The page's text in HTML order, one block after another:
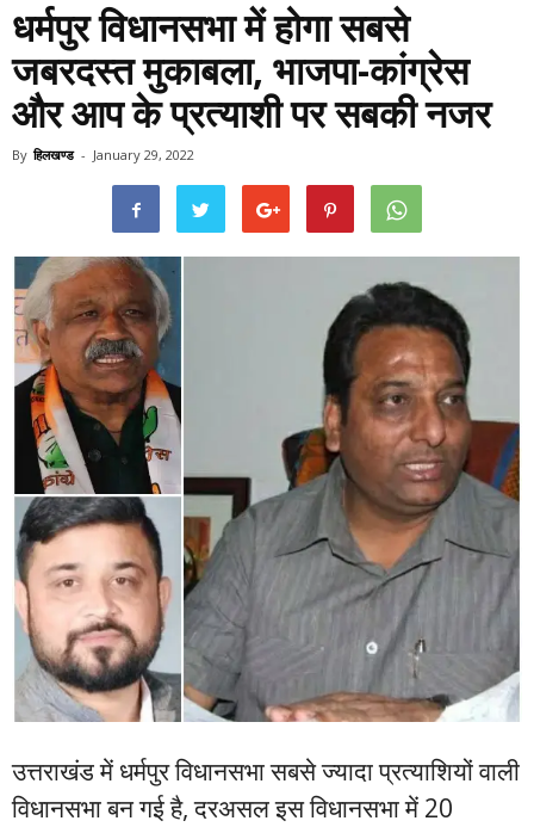
धर्मपुर विधानसभा में होगा सबसे
जबरदस्त मुकाबला, भाजपा-कांग्रेस
और आप के प्रत्याशी पर सबकी नजर
By हिलखण्ड - January 29, 2022
उत्तराखंड में धर्मपुर विधानसभा सबसे ज्यादा प्रत्याशियों वाली
विधानसभा बन गई है, दरअसल इस विधानसभा में 20